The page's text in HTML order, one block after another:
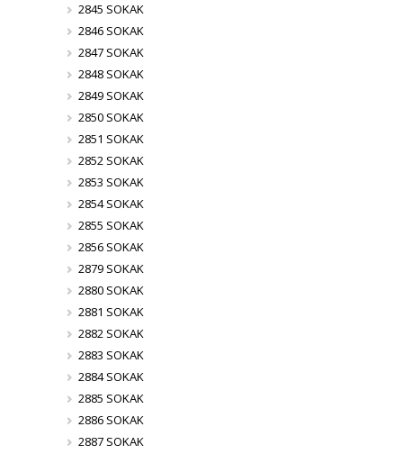
2845 SOKAK
2846 SOKAK
2847 SOKAK
2848 SOKAK
2849 SOKAK
2850 SOKAK
2851 SOKAK
2852 SOKAK
2853 SOKAK
2854 SOKAK
2855 SOKAK
2856 SOKAK
2879 SOKAK
2880 SOKAK
2881 SOKAK
2882 SOKAK
2883 SOKAK
2884 SOKAK
2885 SOKAK
2886 SOKAK
2887 SOKAK